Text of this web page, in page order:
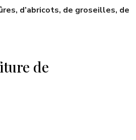
d’abricots, de groseilles, de
de